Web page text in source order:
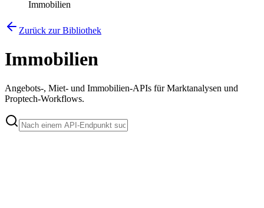
Immobilien
Zurück zur Bibliothek
Immobilien
Angebots-, Miet- und Immobilien-APIs für Marktanalysen und
Proptech-Workflows.